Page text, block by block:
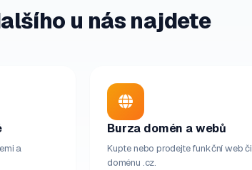
u nás najdete
a
Burza domén a webů
Kupte nebo prodejte funkční web či
doménu .cz.